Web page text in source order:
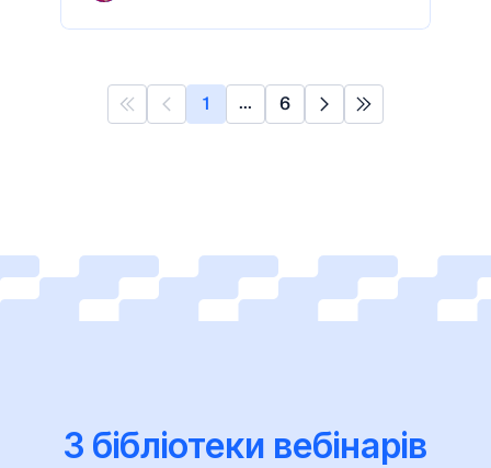
1 ... 6
З бібліотеки вебінарів